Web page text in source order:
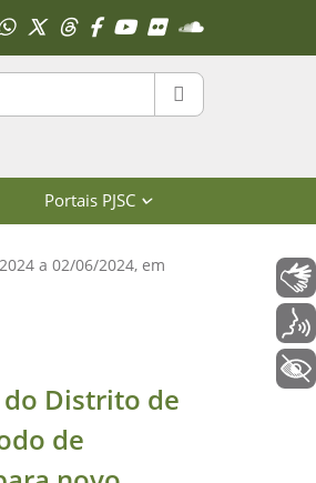
Instagram
Acessar WhatsApp
Acessar XAcessar Threads
Acessar Facebook
Acessar YouTube
Acessar Flickr
Acessar
PESQUISAR
Portais PJSC
a 02/06/2024, em
da
do Distrito de
de